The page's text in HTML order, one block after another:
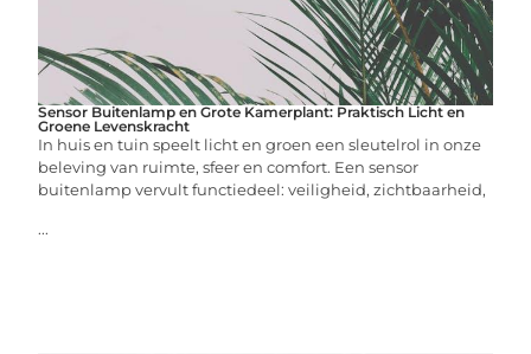
Sensor Buitenlamp en Grote Kamerplant: Praktisch Licht en
Groene Levenskracht
In huis en tuin speelt licht en groen een sleutelrol in onze
beleving van ruimte, sfeer en comfort. Een sensor
buitenlamp vervult functiedeel: veiligheid, zichtbaarheid,
...